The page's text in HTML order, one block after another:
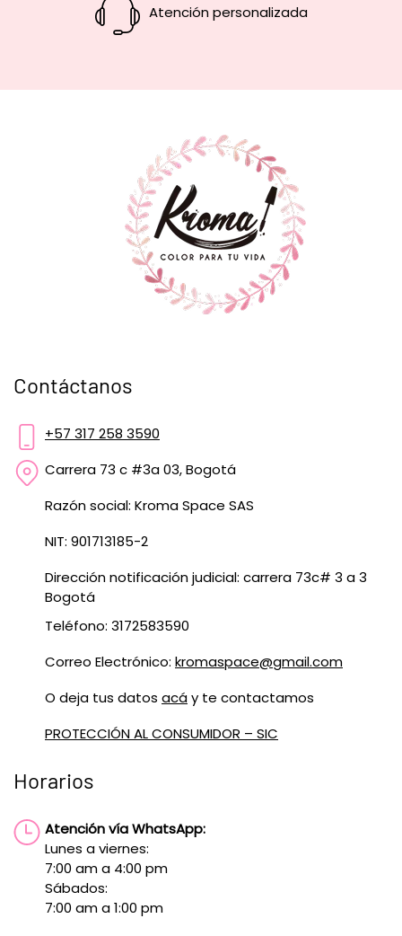
Atención personalizada
Contáctanos
+57 317 258 3590
Carrera 73 c #3a 03, Bogotá
Razón social: Kroma Space SAS
NIT: 901713185-2
Dirección notificación judicial: carrera 73c# 3 a 3
Bogotá
Teléfono: 3172583590
Correo Electrónico: kromaspace@gmail.com
O deja tus datos acáy te contactamos
PROTECCIÓN AL CONSUMIDOR – SIC
Horarios
Atención vía WhatsApp:
Lunes a viernes:
7:00 am a 4:00 pm
Sábados:
7:00 am a 1:00 pm